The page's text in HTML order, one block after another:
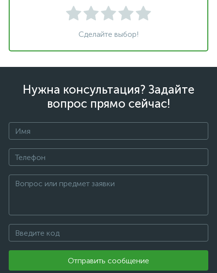
Сделайте выбор!
Нужна консультация? Задайте
вопрос прямо сейчас!
Отправить сообщение